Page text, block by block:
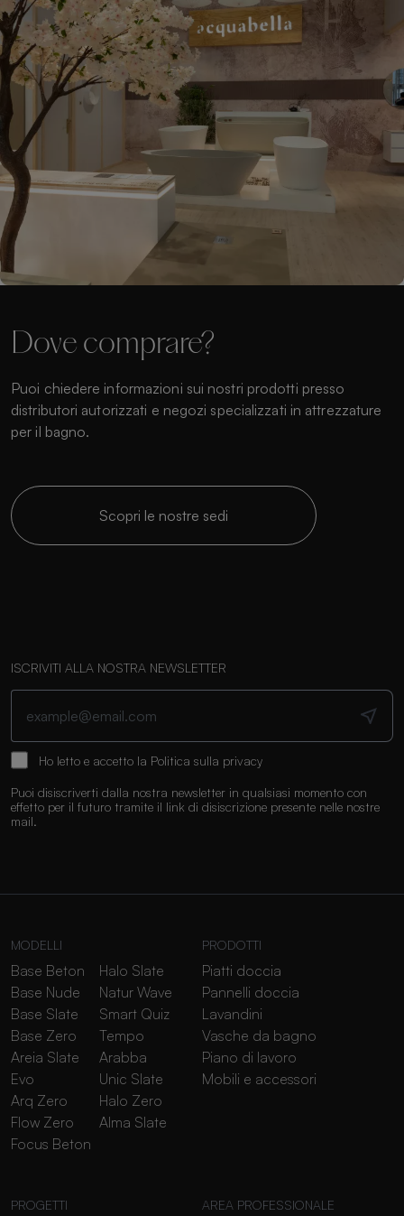
Dove comprare?
Puoi chiedere informazioni sui nostri prodotti presso
distributori autorizzati e negozi specializzati in attrezzature
per il bagno.
Scopri le nostre sedi
ISCRIVITI ALLA NOSTRA NEWSLETTER
Ho letto e accetto la Politica sulla privacy
Puoi disiscriverti dalla nostra newsletter in qualsiasi momento con
effetto per il futuro tramite il link di disiscrizione presente nelle nostre
mail.
MODELLI
Base Beton
Base Nude
Base Slate
Base Zero
Areia Slate
Evo
Arq Zero
Flow Zero
Focus Beton
Halo Slate
Natur Wave
Smart Quiz
Tempo
Arabba
Unic Slate
Halo Zero
Alma Slate
PRODOTTI
Piatti doccia
Pannelli doccia
Lavandini
Vasche da bagno
Piano di lavoro
Mobili e accessori
PROGETTI AREA PROFESSIONALE